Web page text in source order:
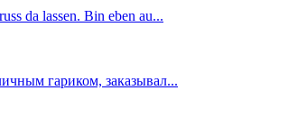
da lassen. Bin eben au...
гариком, заказывал...